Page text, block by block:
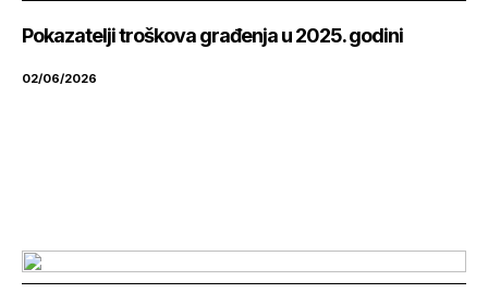
Pokazatelji troškova građenja u 2025. godini
02/06/2026